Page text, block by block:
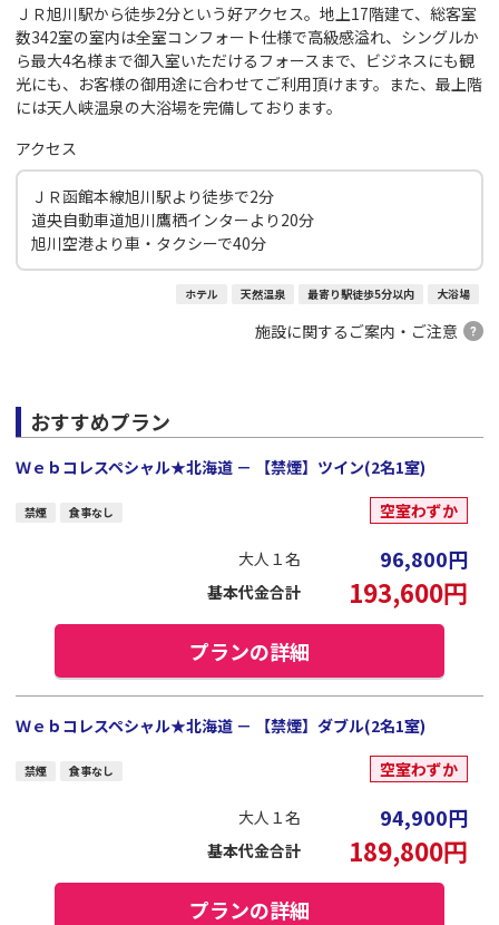
ＪＲ旭川駅から徒歩2分という好アクセス。地上17階建て、総客室
数342室の室内は全室コンフォート仕様で高級感溢れ、シングルか
ら最大4名様まで御入室いただけるフォースまで、ビジネスにも観
光にも、お客様の御用途に合わせてご利用頂けます。また、最上階
には天人峡温泉の大浴場を完備しております。
アクセス
ＪＲ函館本線旭川駅より徒歩で2分
道央自動車道旭川鷹栖インターより20分
旭川空港より車・タクシーで40分
ホテル 天然温泉 最寄り駅徒歩5分以内 大浴場
施設に関するご案内・ご注意
おすすめプラン
Ｗｅｂコレスペシャル★北海道 － 【禁煙】ツイン(2名1室)
禁煙 食事なし 空室わずか
大人１名 96,800円
基本代金合計 193,600円
プランの詳細
Ｗｅｂコレスペシャル★北海道 － 【禁煙】ダブル(2名1室)
禁煙 食事なし 空室わずか
大人１名 94,900円
基本代金合計 189,800円
プランの詳細